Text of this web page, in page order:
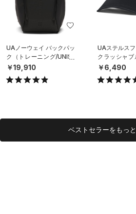
UAノーウェイ バックパッ
ク（トレーニング/UNISE
X）
￥19,910
UAステルス
クラッシャブ
（ライフスタ
￥6,490
ベストセラーをもっ